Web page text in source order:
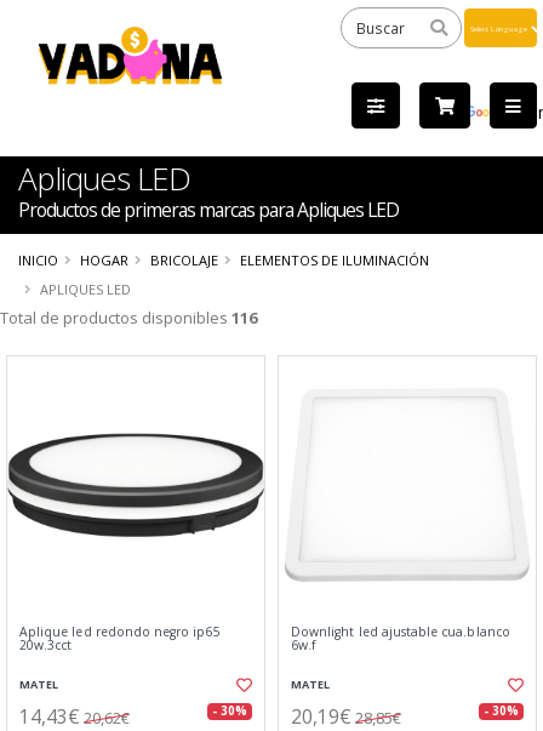
by
Apliques LED
Productos de primeras marcas para Apliques LED
INICIO HOGAR BRICOLAJE
ELEMENTOS DE ILUMINACIÓN
APLIQUES LED
Total de productos disponibles 116
Aplique led redondo negro ip65
20w.3cct
MATEL
14,43€ 20,62€ - 30%
Downlight led ajustable cua.blanco
6w.f
MATEL
20,19€ 28,85€ - 30%